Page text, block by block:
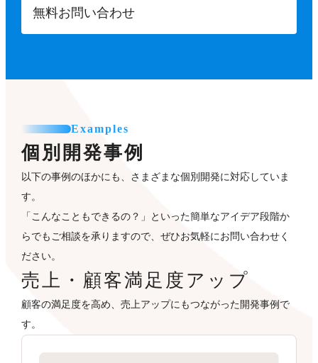
無料お問い合わせ
Examples
個別開発事例
以下の事例のほかにも、さまざまな個別開発に対応していま
す。
「こんなこともできるの？」といった簡単なアイデア段階か
らでもご相談を承りますので、ぜひお気軽にお問い合わせく
ださい。
売上・顧客満足度アップ
顧客の満足度を高め、売上アップにもつながった開発事例で
す。